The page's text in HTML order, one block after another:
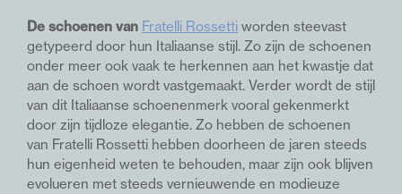
De schoenen van Fratelli Rossetti worden steevast
getypeerd door hun Italiaanse stijl. Zo zijn de schoenen
onder meer ook vaak te herkennen aan het kwastje dat
aan de schoen wordt vastgemaakt. Verder wordt de stijl
van dit Italiaanse schoenenmerk vooral gekenmerkt
door zijn tijdloze elegantie. Zo hebben de schoenen
van Fratelli Rossetti hebben doorheen de jaren steeds
hun eigenheid weten te behouden, maar zijn ook blijven
evolueren met steeds vernieuwende en modieuze